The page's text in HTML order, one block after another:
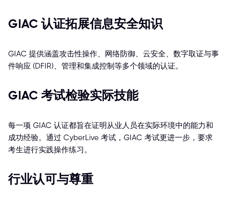
GIAC 认证拓展信息安全知识
GIAC 提供涵盖攻击性操作、网络防御、云安全、数字取证与事
件响应 (DFIR)、管理和集成控制等多个领域的认证。
GIAC 考试检验实际技能
每一项 GIAC 认证都旨在证明从业人员在实际环境中的能力和
成功经验。通过 CyberLive 考试，GIAC 考试更进一步，要求
考生进行实践操作练习。
行业认可与尊重